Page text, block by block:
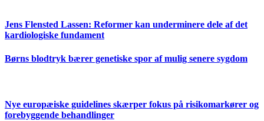
Jens Flensted Lassen: Reformer kan underminere dele af det
kardiologiske fundament
Børns blodtryk bærer genetiske spor af mulig senere sygdom
Nye europæiske guidelines skærper fokus på risikomarkører og
forebyggende behandlinger